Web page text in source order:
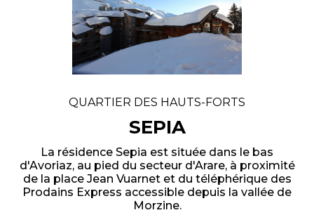
QUARTIER DES HAUTS-FORTS
SEPIA
La résidence Sepia est située dans le bas
d'Avoriaz, au pied du secteur d'Arare, à proximité
de la place Jean Vuarnet et du téléphérique des
Prodains Express accessible depuis la vallée de
Morzine.